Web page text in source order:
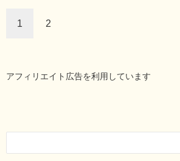
1 2
アフィリエイト広告を利用しています